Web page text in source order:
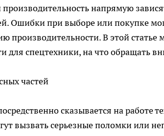
напрямую
Ошибки при выборе или покупке
производительности. В этой статье
для спецтехники,на что обращать
частей
сказывается на работе
вызвать серьезные поломки или